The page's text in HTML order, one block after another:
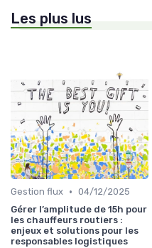
Les plus lus
Gestion flux • 04/12/2025
Gérer l’amplitude de 15h pour
les chauffeurs routiers :
enjeux et solutions pour les
responsables logistiques